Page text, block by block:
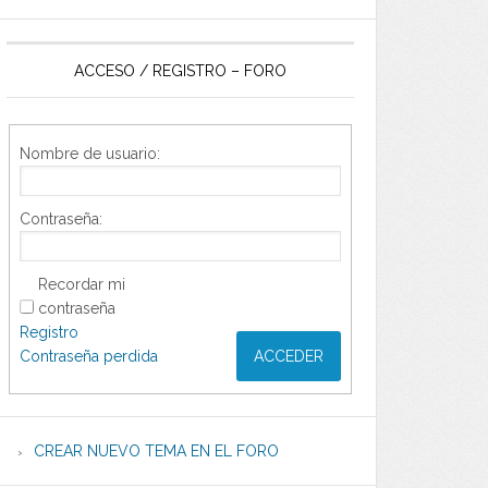
ACCESO / REGISTRO – FORO
Nombre de usuario:
Contraseña:
Recordar mi
contraseña
ACCEDER
Registro
Contraseña perdida
CREAR NUEVO TEMA EN EL FORO